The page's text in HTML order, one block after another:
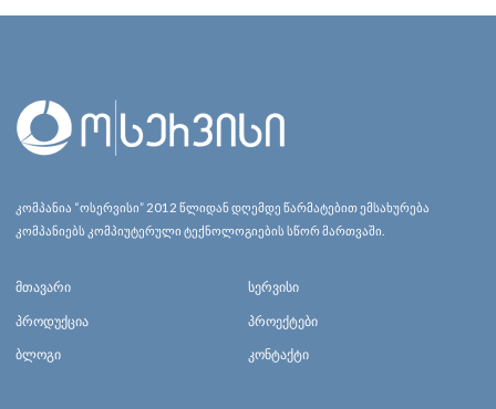
კომპანია “ოსერვისი” 2012 წლიდან დღემდე წარმატებით ემსახურება
კომპანიებს კომპიუტერული ტექნოლოგიების სწორ მართვაში.
მთავარი სერვისი
პროდუქცია პროექტები
ბლოგი კონტაქტი